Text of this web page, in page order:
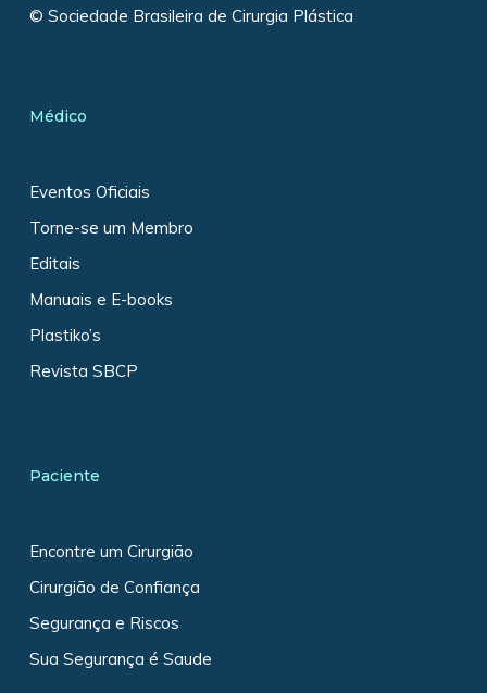
© Sociedade Brasileira de Cirurgia Plástica
Médico
Eventos Oficiais
Torne-se um Membro
Editais
Manuais e E-books
Plastiko’s
Revista SBCP
Paciente
Encontre um Cirurgião
Cirurgião de Confiança
Segurança e Riscos
Sua Segurança é Saude